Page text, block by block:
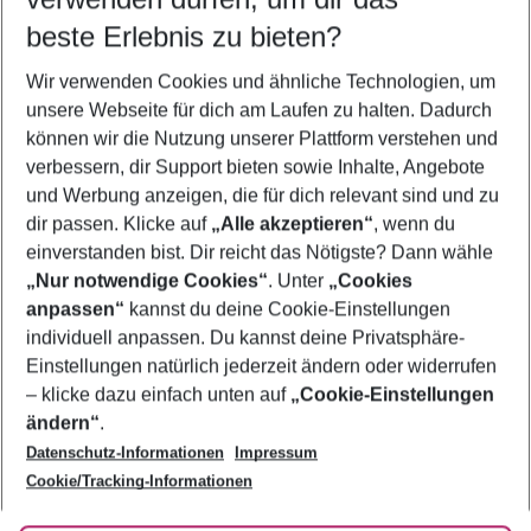
5-8 Nächte
2 Erwachsene Keine Kinder
Mehr Filter anzeigen
Footer
Footer navigation
Über uns
AGB
Bestpreisgarantie
Cookie-Einstellungen ändern
Cookie-Richtlinie
Agenturbetreuung
Barrierefreies Reisen
Folge uns
beste Erlebnis zu bieten?
Wir verwenden Cookies und ähnliche Technologien, um
unsere Webseite für dich am Laufen zu halten. Dadurch
können wir die Nutzung unserer Plattform verstehen und
verbessern, dir Support bieten sowie Inhalte, Angebote
und Werbung anzeigen, die für dich relevant sind und zu
dir passen. Klicke auf „Alle akzeptieren“, wenn du
einverstanden bist. Dir reicht das Nötigste? Dann wähle
„Nur notwendige Cookies“. Unter „Cookies
anpassen“ kannst du deine Cookie-Einstellungen
individuell anpassen. Du kannst deine Privatsphäre-
Einstellungen natürlich jederzeit ändern oder widerrufen
– klicke dazu einfach unten auf „Cookie-Einstellungen
ändern“.
Datenschutz-Informationen
Impressum
Cookie/Tracking-Informationen